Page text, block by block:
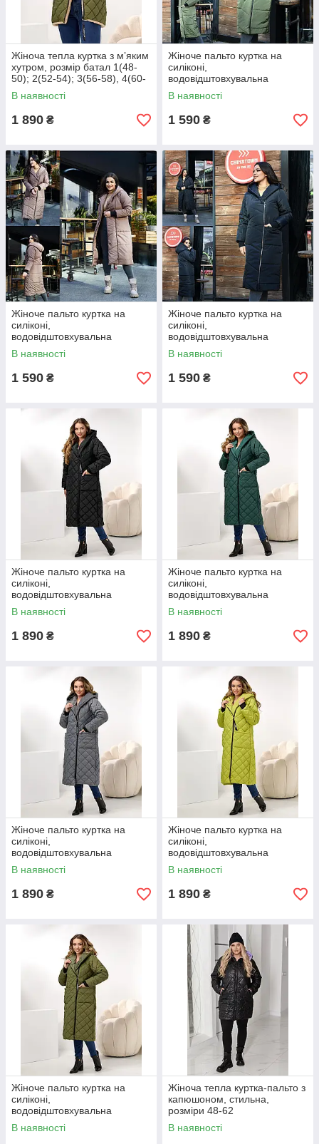
Жіноча тепла куртка з мʼяким
хутром, розмір батал 1(48-
50); 2(52-54); 3(56-58), 4(60-
62)
В наявності
1 890 ₴
Жіноче пальто куртка на
силіконі,
водовідштовхувальна
тканина Канада, розміри
0(44-46), 1(48-50); 2(52-54);
В наявності
1 590 ₴
Жіноче пальто куртка на
силіконі,
водовідштовхувальна
тканина Канада, розміри
0(44-46), 1(48-50); 2(52-54);
В наявності
1 590 ₴
Жіноче пальто куртка на
силіконі,
водовідштовхувальна
тканина Канада, розміри
0(44-46), 1(48-50); 2(52-54);
В наявності
1 590 ₴
Жіноче пальто куртка на
силіконі,
водовідштовхувальна
тканина Канада, розміри
0(44-46), 1(48-50); 2(52-54);
В наявності
1 890 ₴
Жіноче пальто куртка на
силіконі,
водовідштовхувальна
тканина Канада, розміри
0(44-46), 1(48-50); 2(52-54);
В наявності
1 890 ₴
Жіноче пальто куртка на
силіконі,
водовідштовхувальна
тканина Канада, розміри
0(44-46), 1(48-50); 2(52-54);
В наявності
1 890 ₴
Жіноче пальто куртка на
силіконі,
водовідштовхувальна
тканина Канада, розміри
0(44-46), 1(48-50); 2(52-54);
В наявності
1 890 ₴
Жіноче пальто куртка на
силіконі,
водовідштовхувальна
тканина Канада, розміри
0(44-46), 1(48-50); 2(52-54);
В наявності
Жіноча тепла куртка-пальто з
капюшоном, стильна,
розміри 48-62
В наявності